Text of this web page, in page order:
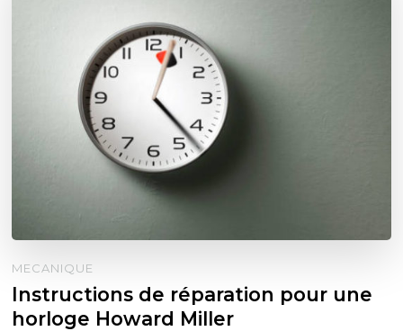
MECANIQUE
Instructions de réparation pour une
horloge Howard Miller